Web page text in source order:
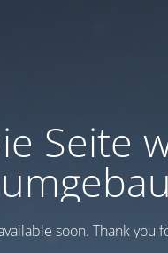
Seite
soon. Thank you